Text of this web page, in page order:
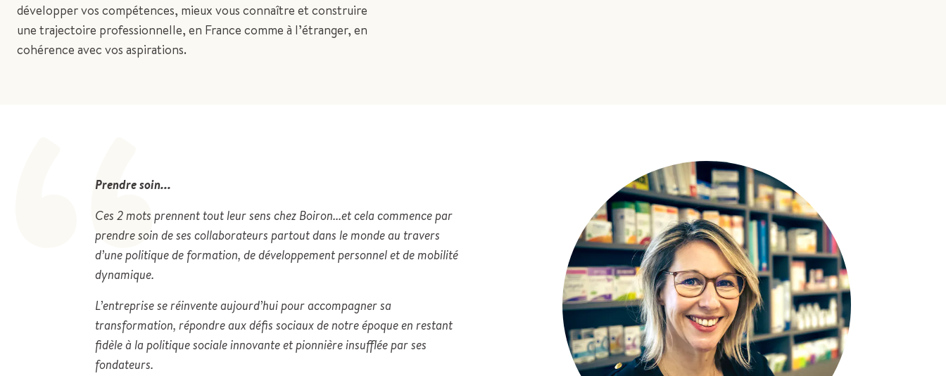
développer vos compétences, mieux vous connaître et construire
une trajectoire professionnelle, en France comme à l’étranger, en
cohérence avec vos aspirations.
“
Prendre soin...
Ces 2 mots prennent tout leur sens chez Boiron...et cela commence par
prendre soin de ses collaborateurs partout dans le monde au travers
d’une politique de formation, de développement personnel et de mobilité
dynamique.
L’entreprise se réinvente aujourd’hui pour accompagner sa
transformation, répondre aux défis sociaux de notre époque en restant
fidèle à la politique sociale innovante et pionnière insufflée par ses
fondateurs.